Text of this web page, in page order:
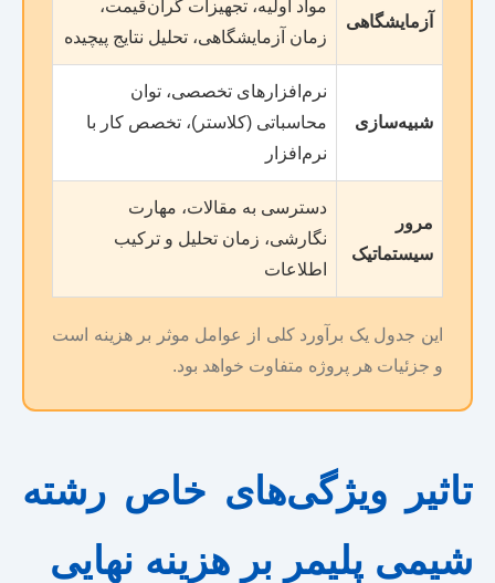
آزمایشگاهی
مواد اولیه، تجهیزات گران‌قیمت،
زمان آزمایشگاهی، تحلیل نتایج پیچیده
شبیه‌سازی
نرم‌افزارهای تخصصی، توان
محاسباتی (کلاستر)، تخصص کار با
نرم‌افزار
مرور
سیستماتیک
دسترسی به مقالات، مهارت
نگارشی، زمان تحلیل و ترکیب
اطلاعات
این جدول یک برآورد کلی از عوامل موثر بر هزینه است
و جزئیات هر پروژه متفاوت خواهد بود.
تاثیر ویژگی‌های خاص رشته
شیمی پلیمر بر هزینه نهایی